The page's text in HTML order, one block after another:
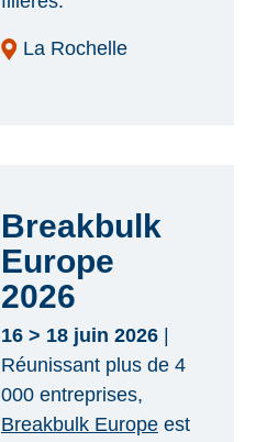
La Rochelle
Breakbulk
Europe
2026
16 > 18 juin 2026
Réunissant plus de 4
000 entreprises,
Breakbulk Europe est